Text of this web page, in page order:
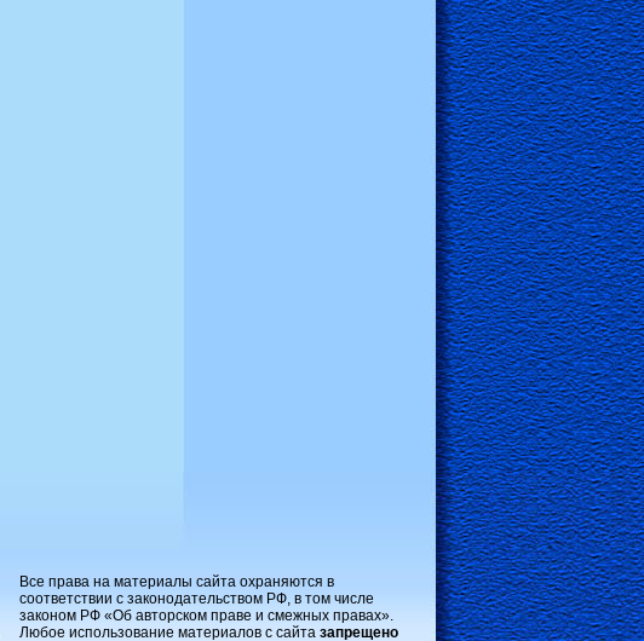
Все права на материалы сайта охраняются в
соответствии с законодательством РФ, в том числе
законом РФ «Об авторском праве и смежных правах».
Любое использование материалов с сайта запрещено